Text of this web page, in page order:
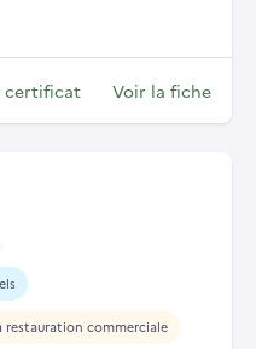
certificat Voir la fiche
restauration commerciale